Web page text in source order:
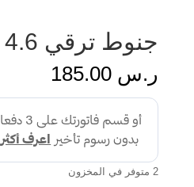
جنوط ترقي 4.6 HPI
ر.س
2 متوفر في المخزون